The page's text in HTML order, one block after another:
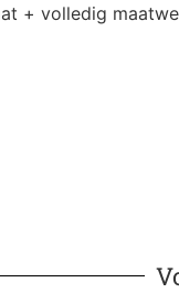
+ volledig